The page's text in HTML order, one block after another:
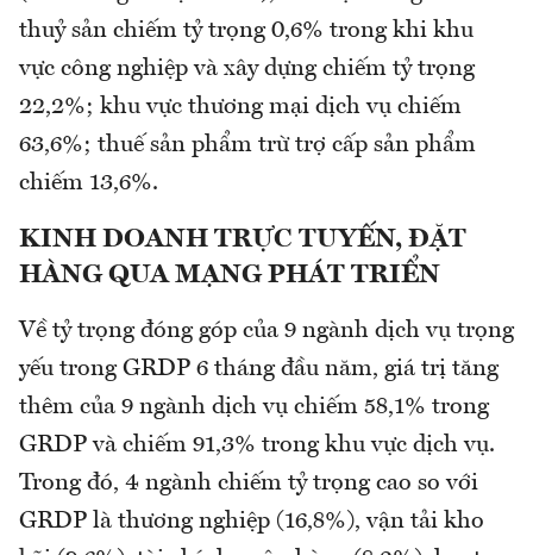
thuỷ sản chiếm tỷ trọng 0,6% trong khi khu
vực công nghiệp và xây dựng chiếm tỷ trọng
22,2%; khu vực thương mại dịch vụ chiếm
63,6%; thuế sản phẩm trừ trợ cấp sản phẩm
chiếm 13,6%.
KINH DOANH TRỰC TUYẾN, ĐẶT
HÀNG QUA MẠNG PHÁT TRIỂN
Về tỷ trọng đóng góp của 9 ngành dịch vụ trọng
yếu trong GRDP 6 tháng đầu năm, giá trị tăng
thêm của 9 ngành dịch vụ chiếm 58,1% trong
GRDP và chiếm 91,3% trong khu vực dịch vụ.
Trong đó, 4 ngành chiếm tỷ trọng cao so với
GRDP là thương nghiệp (16,8%), vận tải kho